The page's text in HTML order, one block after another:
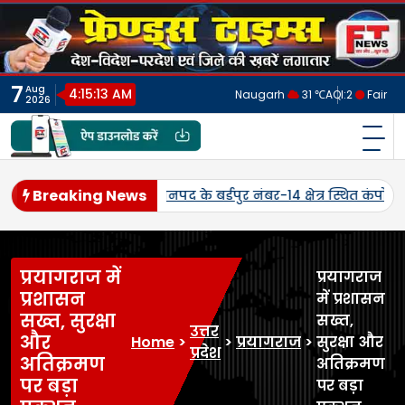
Skip
content
7 Aug
2026
4:15:16 AM Naugarh 31 ℃AQI:2 Fair
फ्रेंड्स टाइम्स
Breaking News
पांचवीं पुण्यतिथि पर स्व. कौशलेन्द्र प्रताप सिंह को दी
प्रयागराज में
प्रशासन
सख्त, सुरक्षा
और
अतिक्रमण
पर बड़ा
Home >
उत्तर
प्रदेश
> प्रयागराज>
प्रयागराज
में प्रशासन
सख्त,
सुरक्षा और
अतिक्रमण
पर बड़ा